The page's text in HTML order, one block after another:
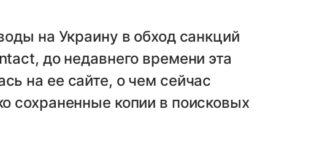
на Украину в обход санкций
до недавнего времени эта
на ее сайте, о чем сейчас
сохраненные копии в поисковых